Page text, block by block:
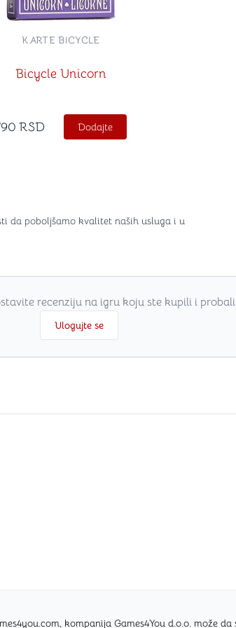
kompanija Games4You d.o.o. može da
Bicycle Unicorn
KARTE BICYCLE
RSD Dodajte
da poboljšamo kvalitet naših usluga i u
recenziju na igru koju ste kupili i
Ulogujte se